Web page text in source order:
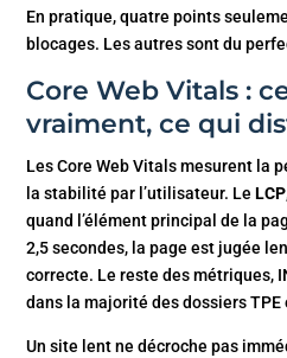
En pratique, quatre points
blocages. Les autres sont du
Core Web Vitals :
vraiment, ce qui
Les Core Web Vitals mesurent la
la stabilité par l’utilisateur. LeLCP
quand l’élément principal de la
2,5 secondes, la page est jugée
correcte. Le reste des métriques,
dans la majorité des dossiers TPE
Un site lent ne décroche pas